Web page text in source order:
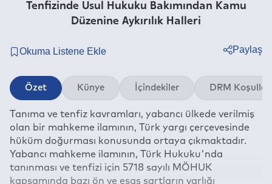
Tenfizinde Usul Hukuku Bakımından Kamu
Düzenine Aykırılık Halleri
Paylaş
Twitter
Linkedin
Whatsapp
Telegram
E-mail
Özet Künye İçindekiler DRM Koşulları
Tanıma ve tenfiz kavramları, yabancı ülkede verilmiş
olan bir mahkeme ilamının, Türk yargı çerçevesinde
hüküm doğurması konusunda ortaya çıkmaktadır.
Yabancı mahkeme ilamının, Türk Hukuku'nda
tanınması ve tenfizi için 5718 sayılı MÖHUK
kapsamında bazı ön ve esas şartların varlığı